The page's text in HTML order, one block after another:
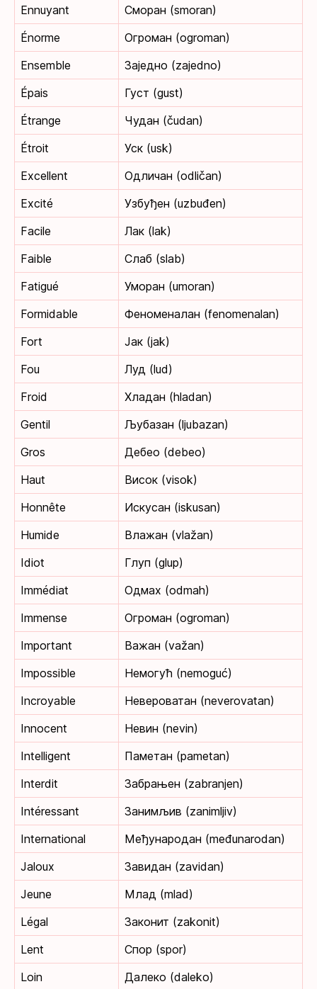
Ennuyant
Сморан (smoran)
Énorme
Огроман (ogroman)
Ensemble
Заједно (zajedno)
Épais
Густ (gust)
Étrange
Чудан (čudan)
Étroit
Уск (usk)
Excellent
Одличан (odličan)
Excité
Узбуђен (uzbuđen)
Facile
Лак (lak)
Faible
Слаб (slab)
Fatigué
Уморан (umoran)
Formidable
Феноменалан (fenomenalan)
Fort
Јак (jak)
Fou
Луд (lud)
Froid
Хладан (hladan)
Gentil
Љубазан (ljubazan)
Gros
Дебео (debeo)
Haut
Висок (visok)
Honnête
Искусан (iskusan)
Humide
Влажан (vlažan)
Idiot
Глуп (glup)
Immédiat
Одмах (odmah)
Immense
Огроман (ogroman)
Important
Важан (važan)
Impossible
Немогућ (nemoguć)
Incroyable
Невероватан (neverovatan)
Innocent
Невин (nevin)
Intelligent
Паметан (pametan)
Interdit
Забрањен (zabranjen)
Intéressant
Занимљив (zanimljiv)
International
Међународан (međunarodan)
Jaloux
Завидан (zavidan)
Jeune
Млад (mlad)
Légal
Законит (zakonit)
Lent
Спор (spor)
Loin
Далеко (daleko)